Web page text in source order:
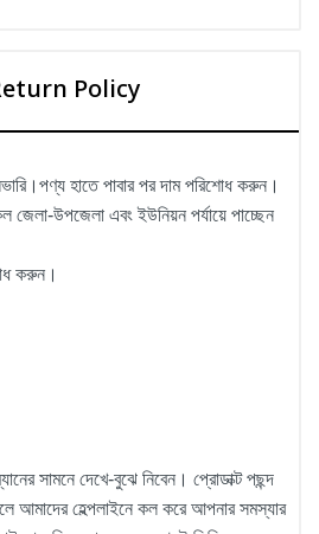
Policy
হাতে পাবার পর দাম পরিশোধ করুন।
জেলা-উপজেলা এবং ইউনিয়ন পর্যায়ে পাচ্ছেন
করুন।
সামনে দেখে-বুঝে নিবেন। প্রোডাক্ট পছন্দ
আমাদের হেল্পলাইনে কল করে আপনার সমস্যার